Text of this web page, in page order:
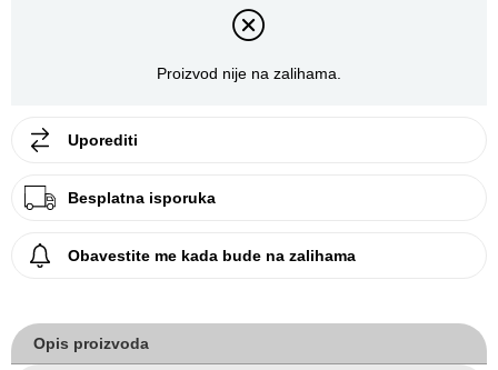
Proizvod nije na zalihama.
Uporediti
Besplatna isporuka
Obavestite me kada bude na zalihama
Opis proizvoda